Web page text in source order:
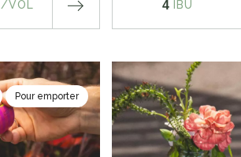
/VOL 4 IBU
Pour emporter